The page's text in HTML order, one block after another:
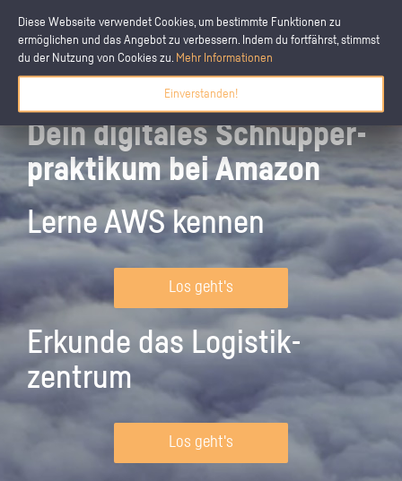
Diese Webseite verwendet Cookies, um bestimmte Funktionen zu
ermöglichen und das Angebot zu verbessern. Indem du fortfährst, stimmst
du der Nutzung von Cookies zu. Mehr Informationen
Einverstanden!
Dein digitales Schnupper­
praktikum bei Amazon
Lerne AWS kennen
Los geht's
Erkunde das Logistik­
zentrum
Los geht's